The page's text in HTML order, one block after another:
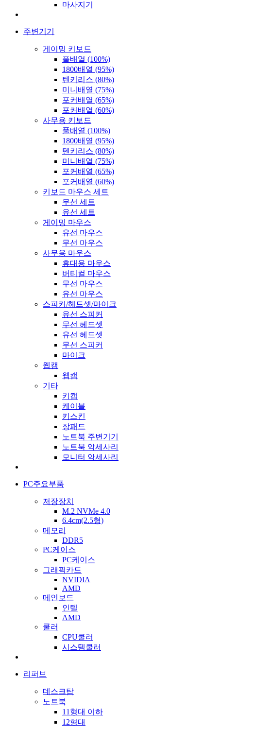
마사지기
주변기기
게이밍 키보드
풀배열 (100%)
1800배열 (95%)
텐키리스 (80%)
미니배열 (75%)
포커배열 (65%)
포커배열 (60%)
사무용 키보드
풀배열 (100%)
1800배열 (95%)
텐키리스 (80%)
미니배열 (75%)
포커배열 (65%)
포커배열 (60%)
키보드 마우스 세트
무선 세트
유선 세트
게이밍 마우스
유선 마우스
무선 마우스
사무용 마우스
휴대용 마우스
버티컬 마우스
무선 마우스
유선 마우스
스피커/헤드셋/마이크
유선 스피커
무선 헤드셋
유선 헤드셋
무선 스피커
마이크
웹캠
웹캠
기타
키캡
케이블
키스킨
장패드
노트북 주변기기
노트북 악세사리
모니터 악세사리
PC주요부품
저장장치
M.2 NVMe 4.0
6.4cm(2.5형)
메모리
DDR5
PC케이스
PC케이스
그래픽카드
NVIDIA
AMD
메인보드
인텔
AMD
쿨러
CPU쿨러
시스템쿨러
리퍼브
데스크탑
노트북
11형대 이하
12형대